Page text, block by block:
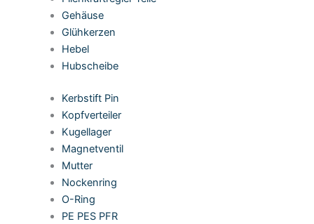
Gehäuse
Glühkerzen
Hebel
Hubscheibe
Kerbstift Pin
Kopfverteiler
Kugellager
Magnetventil
Mutter
Nockenring
O-Ring
PE PES PFR